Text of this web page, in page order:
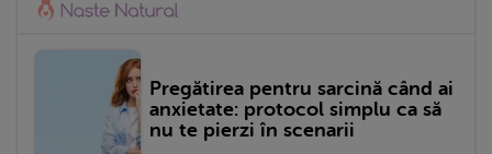
Pregătirea pentru sarcină când ai
anxietate: protocol simplu ca să
nu te pierzi în scenarii